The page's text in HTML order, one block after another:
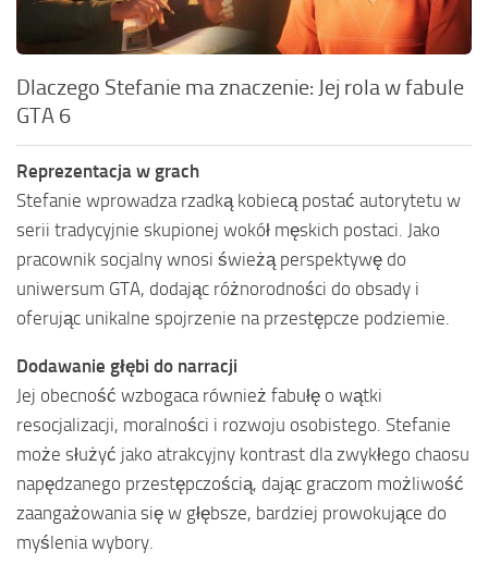
Dlaczego Stefanie ma znaczenie: Jej rola w fabule
GTA 6
Reprezentacja w grach
Stefanie wprowadza rzadką kobiecą postać autorytetu w
serii tradycyjnie skupionej wokół męskich postaci. Jako
pracownik socjalny wnosi świeżą perspektywę do
uniwersum GTA, dodając różnorodności do obsady i
oferując unikalne spojrzenie na przestępcze podziemie.
Dodawanie głębi do narracji
Jej obecność wzbogaca również fabułę o wątki
resocjalizacji, moralności i rozwoju osobistego. Stefanie
może służyć jako atrakcyjny kontrast dla zwykłego chaosu
napędzanego przestępczością, dając graczom możliwość
zaangażowania się w głębsze, bardziej prowokujące do
myślenia wybory.